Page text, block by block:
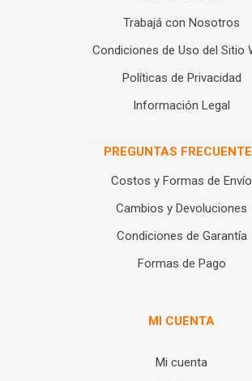
Trabajá con Nosotros
Condiciones de Uso del Sitio
Políticas de Privacidad
Información Legal
PREGUNTAS
Costos y Formas de Envío
Cambios y Devoluciones
Condiciones de Garantía
Formas de Pago
MI CUENTA
Mi cuenta